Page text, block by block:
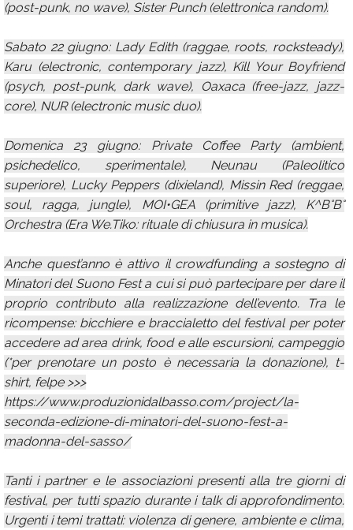
(post-punk, no wave), Sister Punch (elettronica random).
Sabato 22 giugno: Lady Edith (raggae, roots, rocksteady),
Karu (electronic, contemporary jazz), Kill Your Boyfriend
(psych, post-punk, dark wave), Oaxaca (free-jazz, jazz-
core), NUR (electronic music duo).
Domenica 23 giugno: Private Coffee Party (ambient,
psichedelico, sperimentale), Neunau (Paleolitico
superiore), Lucky Peppers (dixieland), Missin Red (reggae,
soul, ragga, jungle), MOI•GEA (primitive jazz), K^B°B°
Orchestra (Era We.Tiko: rituale di chiusura in musica).
Anche quest’anno è attivo il crowdfunding a sostegno di
Minatori del Suono Fest a cui si può partecipare per dare il
proprio contributo alla realizzazione dell’evento. Tra le
ricompense: bicchiere e braccialetto del festival per poter
accedere ad area drink, food e alle escursioni, campeggio
(*per prenotare un posto è necessaria la donazione), t-
shirt, felpe >>>
https://www.produzionidalbasso.com/project/la-
seconda-edizione-di-minatori-del-suono-fest-a-
madonna-del-sasso/
Tanti i partner e le associazioni presenti alla tre giorni di
festival, per tutti spazio durante i talk di approfondimento.
Urgenti i temi trattati: violenza di genere, ambiente e clima,